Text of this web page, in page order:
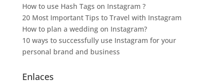
How to use Hash Tags on Instagram ?
20 Most Important Tips to Travel with Instagram
How to plan a wedding on Instagram?
10 ways to successfully use Instagram for your
personal brand and business
Enlaces